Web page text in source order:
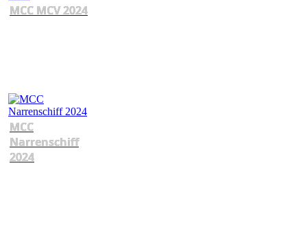
MCC MCV 2024
MCC
Narrenschiff
2024